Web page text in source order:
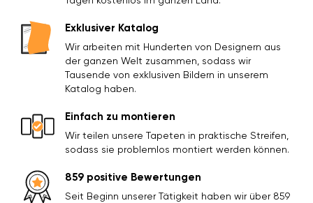
Exklusiver Katalog
Wir arbeiten mit Hunderten von Designern aus
der ganzen Welt zusammen, sodass wir
Tausende von exklusiven Bildern in unserem
Katalog haben.
Einfach zu montieren
Wir teilen unsere Tapeten in praktische Streifen,
sodass sie problemlos montiert werden können.
859 positive Bewertungen
Seit Beginn unserer Tätigkeit haben wir über 859